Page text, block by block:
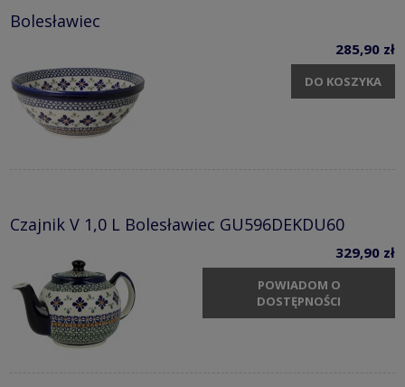
Bolesławiec
285,90 zł
DO KOSZYKA
Czajnik V 1,0 L Bolesławiec GU596DEKDU60
329,90 zł
POWIADOM O
DOSTĘPNOŚCI